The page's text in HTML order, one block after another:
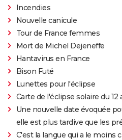
Incendies
Nouvelle canicule
Tour de France femmes
Mort de Michel Dejeneffe
Hantavirus en France
Bison Futé
Lunettes pour l'éclipse
Carte de l'éclipse solaire du 12
Une nouvelle date évoquée
elle est plus tardive que les
C'est la langue qui a le moins